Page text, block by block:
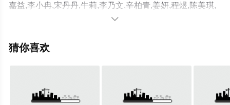
嘉益,李小冉,宋丹丹,牛莉,李乃文,辛柏青,姜妍,程煜,陈美琪,
岳以恩,梁天,买红妹,李洪涛,扈耀之,姬他,孙浩,李梦男,吴珏
清未删减完整版电视剧全集就上星辰影视，更多相关信息

猜你喜欢